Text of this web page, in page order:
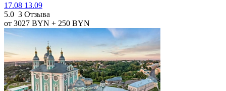
17.08 13.09
5.0 3 Отзыва
от 3027 BYN + 250 BYN